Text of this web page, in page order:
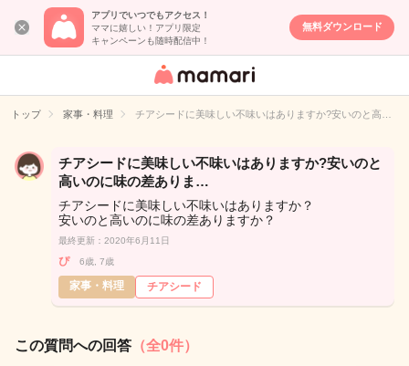
アプリでいつでもアクセス！
ママに嬉しい！アプリ限定
キャンペーンも随時配信中！
無料ダウンロード
女性専用匿名QA
イト
トップ 家事・料理 チアシードに美味しい不味いはありますか?安いのと高…
チアシードに美味しい不味いはありますか?安いのと
高いのに味の差ありま…
チアシードに美味しい不味いはありますか？
安いのと高いのに味の差ありますか？
最終更新：2020年6月11日
ぴ 6歳, 7歳
家事・料理 チアシード
この質問への回答 （全0件）